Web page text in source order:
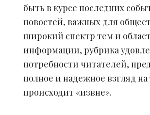
быть в курсе последних
новостей, важных для
широкий спектр тем и
информации, рубрика
потребности читателей,
полное и надежное взгляд на
происходит «извне».